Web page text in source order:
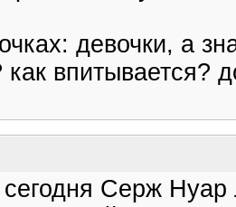
девочки, а
впитывается?
Серж